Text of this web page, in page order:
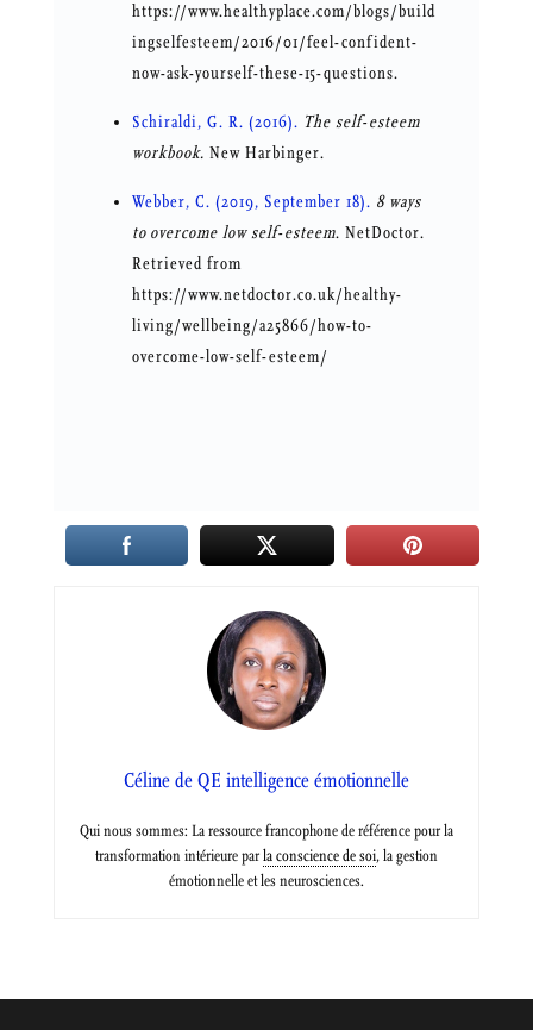
https://www.healthyplace.com/blogs/build
ingselfesteem/2016/01/feel-confident-
now-ask-yourself-these-15-questions.
Schiraldi, G. R. (2016). The self-esteem
workbook. New Harbinger.
Webber, C. (2019, September 18). 8 ways
to overcome low self-esteem. NetDoctor.
Retrieved from
https://www.netdoctor.co.uk/healthy-
living/wellbeing/a25866/how-to-
overcome-low-self-esteem/
Céline de QE intelligence émotionnelle
Qui nous sommes: La ressource francophone de référence pour la
transformation intérieure parla conscience de soi, la gestion
émotionnelle et les neurosciences.